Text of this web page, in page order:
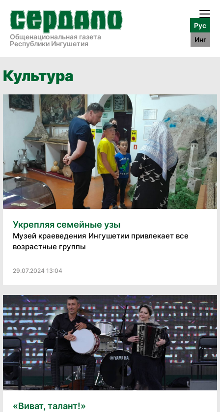
Общенациональная газета
Республики Ингушетия
Рус
Инг
Культура
Укрепляя семейные узы
Музей краеведения Ингушетии привлекает все
возрастные группы
29.07.2024 13:04
«Виват, талант!»